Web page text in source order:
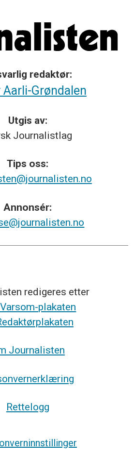
redaktør:
Aarli-Grøndalen
Utgis av:
Journalistlag
Tips oss:
Annonsér:
redigeres etter
plakaten
Journalisten
Rettelogg